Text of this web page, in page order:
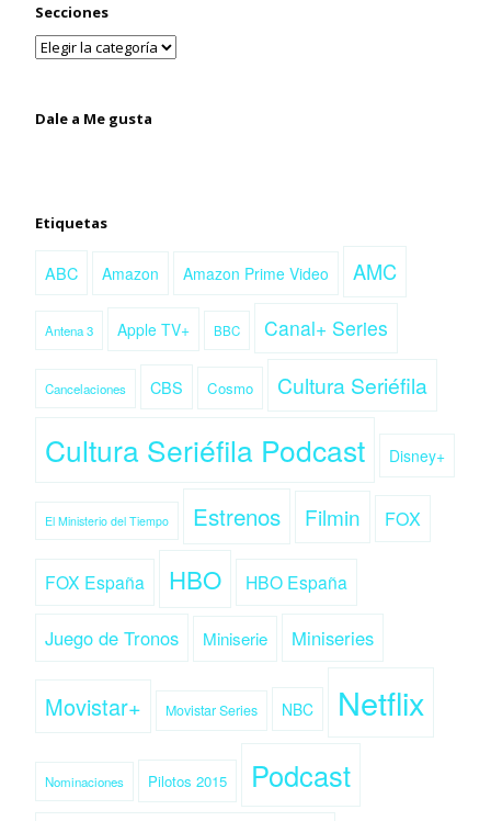
Secciones
Dale a Me gusta
Etiquetas
ABC Amazon Amazon Prime Video AMC
Antena 3 Apple TV+ BBC Canal+ Series
Cancelaciones CBS Cosmo Cultura Seriéfila
Cultura Seriéfila Podcast Disney+
El Ministerio del Tiempo Estrenos Filmin FOX
FOX España HBO HBO España
Juego de Tronos Miniserie Miniseries
Movistar+ Movistar Series NBC Netflix
Nominaciones Pilotos 2015 Podcast